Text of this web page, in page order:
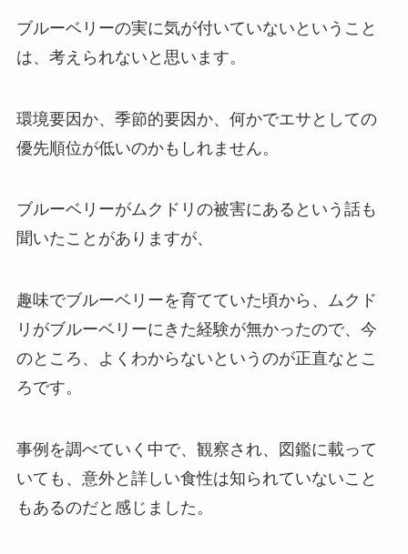
ブルーベリーの実に気が付いていないということ
は、考えられないと思います。
環境要因か、季節的要因か、何かでエサとしての
優先順位が低いのかもしれません。
ブルーベリーがムクドリの被害にあるという話も
聞いたことがありますが、
趣味でブルーベリーを育てていた頃から、ムクド
リがブルーベリーにきた経験が無かったので、今
のところ、よくわからないというのが正直なとこ
ろです。
事例を調べていく中で、観察され、図鑑に載って
いても、意外と詳しい食性は知られていないこと
もあるのだと感じました。